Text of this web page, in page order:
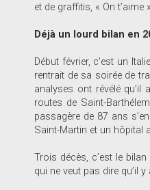
et de graffitis, « On
Déjà un lourd bilan en
Début février, c’est un
rentrait de sa soirée de
analyses ont révélé
routes de Saint-
passagère de 87 ans
Saint-Martin et un hôpital
Trois décès, c’est le
qui ne veut pas dire qu’il